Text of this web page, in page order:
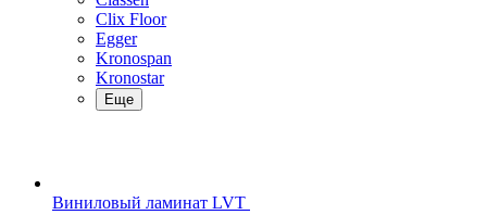
Clix Floor
Egger
Kronospan
Kronostar
Еще
Виниловый ламинат LVT